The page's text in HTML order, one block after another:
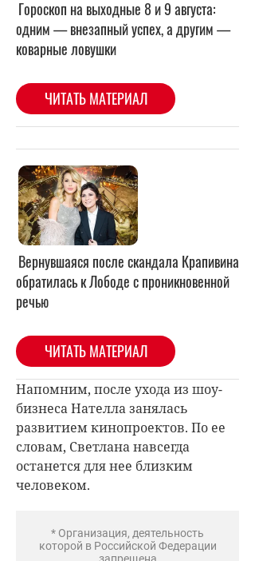
Вернувшаяся после скандала Крапивина
обратилась к Лободе с проникновенной
речью
ЧИТАТЬ МАТЕРИАЛ
Напомним, после ухода из шоу-
бизнеса Нателла занялась
развитием кинопроектов. По ее
словам, Светлана навсегда
останется для нее близким
человеком.
* Организация, деятельность
которой в Российской Федерации